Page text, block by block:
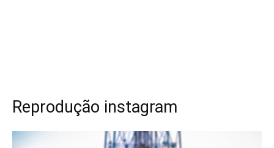
Reprodução instagram